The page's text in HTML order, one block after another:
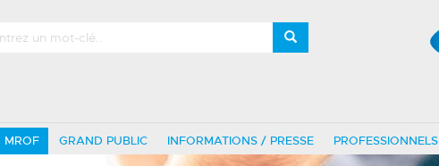
MROF GRAND PUBLIC INFORMATIONS / PRESSE PROFESSIONNELS